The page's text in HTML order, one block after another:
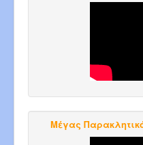
Μέγας